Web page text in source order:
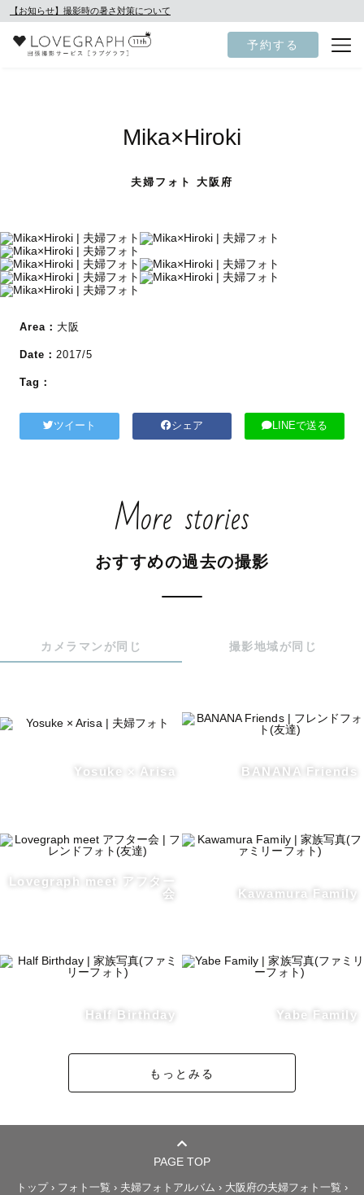
【お知らせ】撮影時の暑さ対策について
予約する
Mika×Hiroki
夫婦フォト 大阪府
Area： 大阪
Date： 2017/5
Tag：
ツイート シェア LINEで送る
More stories
おすすめの過去の撮影
カメラマンが同じ 撮影地域が同じ
Yosuke × Arisa BANANA Friends
Lovegraph meet アフター
会
Kawamura Family
Half Birthday Yabe Family
もっとみる
PAGE TOP
トップ › フォト一覧 › 夫婦フォトアルバム › 大阪府の夫婦フォト一覧 ›